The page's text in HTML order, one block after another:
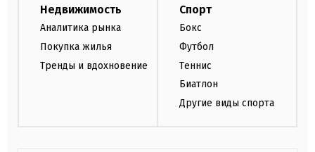
Недвижимость
Аналитика рынка
Покупка жилья
Тренды и вдохновение
Спорт
Бокс
Футбол
Теннис
Биатлон
Другие виды спорта